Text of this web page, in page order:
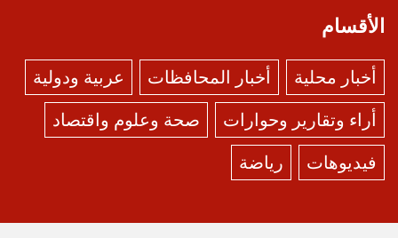
الأقسام
أخبار محلية أخبار المحافظات
عربية ودولية
أراء وتقارير وحوارات
صحة وعلوم واقتصاد
فيديوهات
رياضة